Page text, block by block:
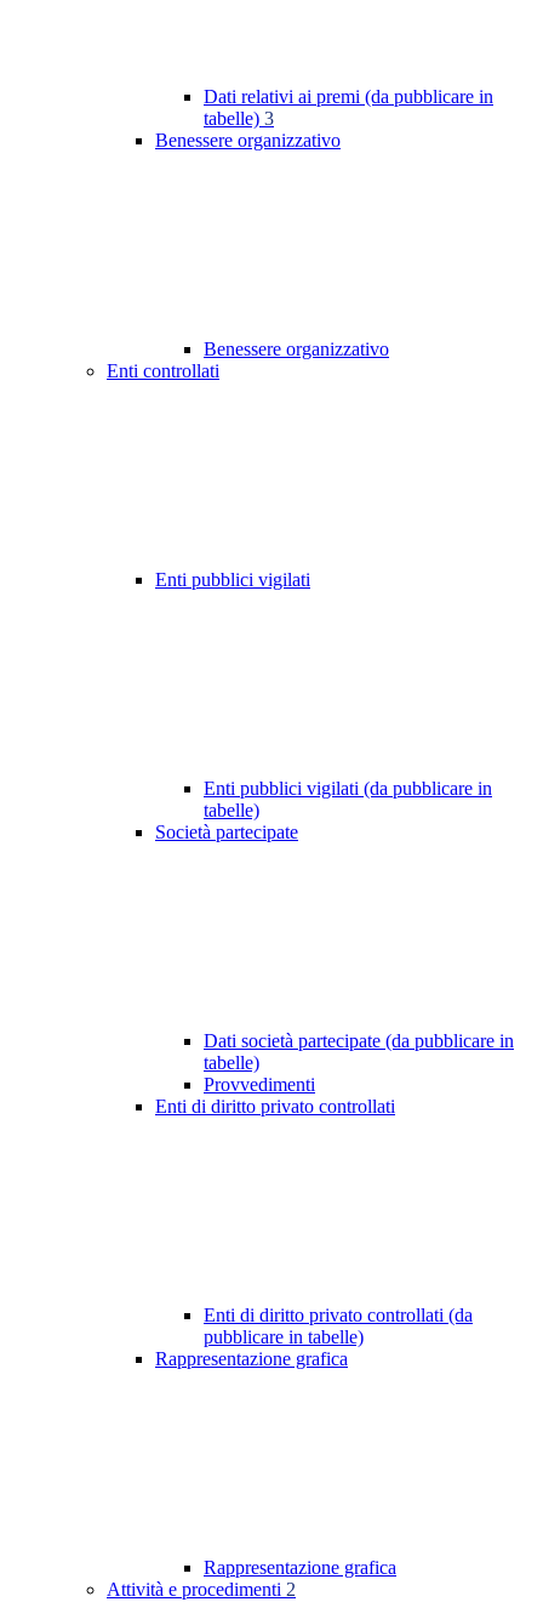
Dati relativi ai premi (da pubblicare in
tabelle) 3
Benessere organizzativo
Benessere organizzativo
Enti controllati
Enti pubblici vigilati
Enti pubblici vigilati (da pubblicare in
tabelle)
Società partecipate
Dati società partecipate (da pubblicare in
tabelle)
Provvedimenti
Enti di diritto privato controllati
Enti di diritto privato controllati (da
pubblicare in tabelle)
Rappresentazione grafica
Rappresentazione grafica
Attività e procedimenti 2